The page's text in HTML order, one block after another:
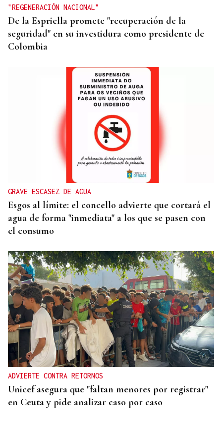
"REGENERACIÓN NACIONAL"
De la Espriella promete "recuperación de la
seguridad" en su investidura como presidente de
Colombia
GRAVE ESCASEZ DE AGUA
Esgos al límite: el concello advierte que cortará el
agua de forma "inmediata" a los que se pasen con
el consumo
ADVIERTE CONTRA RETORNOS
Unicef asegura que "faltan menores por registrar"
en Ceuta y pide analizar caso por caso